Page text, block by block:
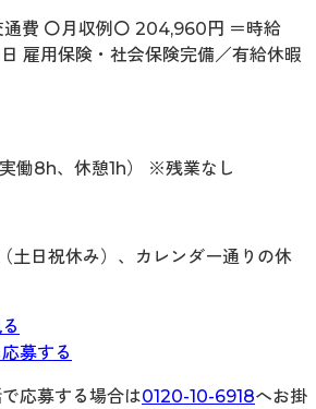
通費 〇月収例〇 204,960円 ＝時給
雇用保険・社会保険完備／有給休暇
働8h、休憩1h） ※残業なし
土日祝休み）、カレンダー通りの休
募する
応募する場合は0120-10-6918へお掛